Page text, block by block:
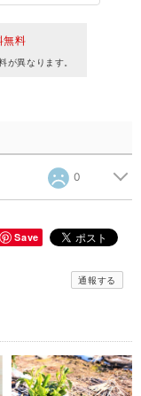
無料
が異なります。
0
Save
通報する